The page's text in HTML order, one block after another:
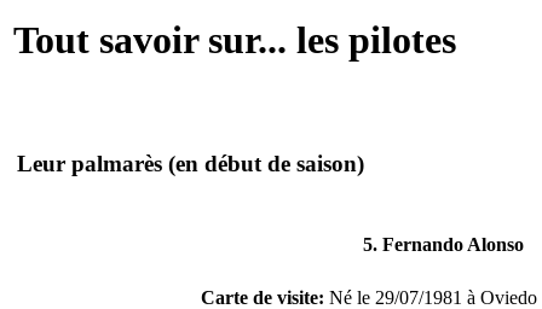
Tout savoir sur... les pilotes
Leur palmarès (en début de saison)
5. Fernando Alonso
Carte de visite: Né le 29/07/1981 à